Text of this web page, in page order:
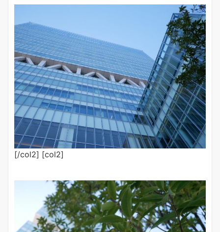
[/col2] [col2]